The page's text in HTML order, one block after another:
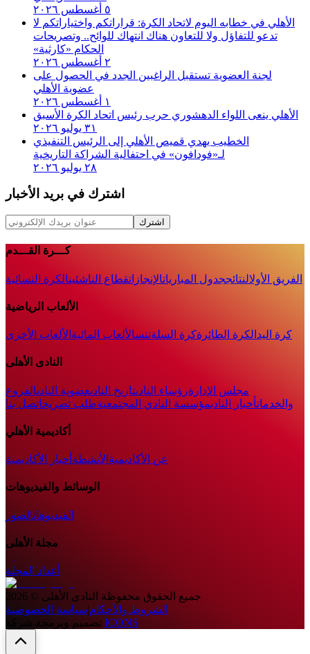
٥ أغسطس ٢٠٢٦
الأهلي في خطابه اليوم لاتحاد الكرة:‏ قراراتكم واختياراتكم لا
تدعو للتفاؤل ولا للتعاون هناك انتهاك للوائح.. وتصريحات
الحكام «كارثية»‏
٢ أغسطس ٢٠٢٦
لجنة العضوية تستقبل الراغبين الجدد في الحصول على
عضوية الأهلي
١ أغسطس ٢٠٢٦
الأهلي ينعى اللواء الدهشوري حرب رئيس اتحاد الكرة الأسبق
٣١ يوليو ٢٠٢٦
الخطيب يهدي قميص الأهلي إلى الرئيس التنفيذي
لـ«فودافون» في احتفالية الشراكة التاريخية
٢٨ يوليو ٢٠٢٦
اشترك في بريد الأخبار
اشترك
كـــرة القـــدم
الفريق الأولالنتائججدول المبارياتالإنجازاتقطاع الناشئينالكرة النسائية
الألعاب الرياضية
كرة اليد الكرة الطائرةكرة السلةتنسالألعاب المائية الألعاب الأخرى
النادى الأهلى
مجلس الإدارةرؤساء النادىتاريخ النادىعضوية النادىالفروع
والخدماتأخبار الناديمؤسسة النادي المجتمعيةطلب تصريحاتصل بنا
أكاديمية الأهلي
عن الأكاديمية الأنشطة أخبار الأكاديمية
الوسائط والفيديوهات
الفيديوهاتالصور
مجلة الأهلى
أعداد المجلة
جميع الحقوق محفوظة النادى الأهلى ©
2026
الشروط والأحكام|سياسة الخصوصية
تصميم وبرمجة شركة ICONS